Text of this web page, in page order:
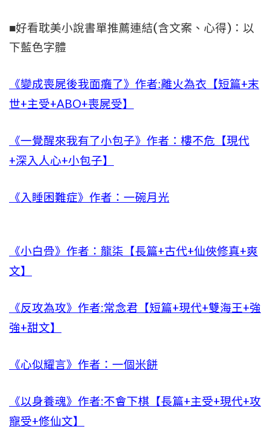
■好看耽美小說書單推薦連結(含文案、心得)：以
下藍色字體
《變成喪屍後我面癱了》作者:離火為衣【短篇+末
世+主受+ABO+喪屍受】
《一覺醒來我有了小包子》作者：樓不危【現代
+深入人心+小包子】
《入睡困難症》作者：一碗月光
《小白骨》作者：龍柒【長篇+古代+仙俠修真+爽
文】
《反攻為攻》作者:常念君【短篇+現代+雙海王+強
強+甜文】
《心似耀言》作者：一個米餅
《以身養魂》作者:不會下棋【長篇+主受+現代+攻
寵受+修仙文】